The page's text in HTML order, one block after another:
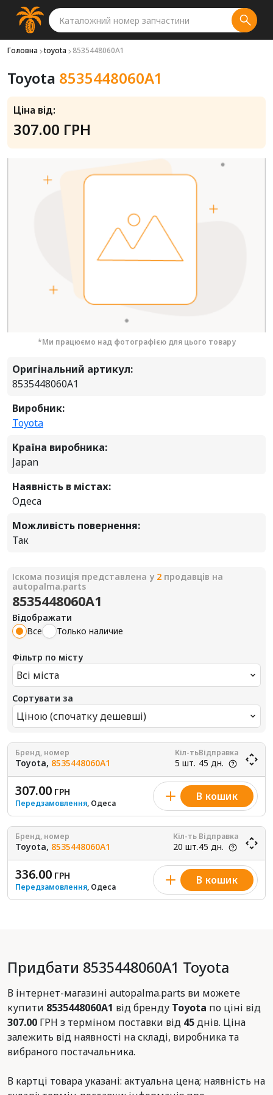
Головна toyota 8535448060A1
Toyota 8535448060A1
Ціна від:
307.00 ГРН
*Ми працюємо над фотографією для цього товару
Оригінальний артикул:
8535448060A1
Виробник:
Toyota
Країна виробника:
Japan
Наявність в містах:
Одеса
Можливість повернення:
Так
Іскома позиція представлена у 2 продавців на
autopalma.parts
8535448060A1
Відображати
Все
Только наличие
Фільтр по місту
Всі міста
Сортувати за
Ціною (спочатку дешевші)
Бренд, номер
Toyota, 8535448060A1
Кіл-ть
5 шт.
Відправка
45 дн.
307.00 ГРН
Передзамовлення, Одеса
В кошик
Бренд, номер
Toyota, 8535448060A1
Кіл-ть
20 шт.
Відправка
45 дн.
336.00 ГРН
Передзамовлення, Одеса
В кошик
Придбати 8535448060A1 Toyota
В інтернет-магазині autopalma.parts ви можете
купити 8535448060A1 від бренду Toyota по ціні від
307.00 ГРН з терміном поставки від 45днів. Ціна
залежить від наявності на складі, виробника та
вибраного постачальника.
В картці товара указані: актуальна цена; наявність на